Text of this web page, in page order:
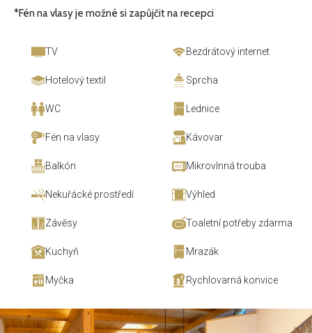
*Fén na vlasy je možné si zapůjčit na recepci
TV Bezdrátový internet
Hotelový textil Sprcha
WC Lednice
Fén na vlasy Kávovar
Balkón Mikrovlnná trouba
Nekuřácké prostředí Výhled
Závěsy Toaletní potřeby zdarma
Kuchyň Mrazák
Myčka Rychlovarná konvice